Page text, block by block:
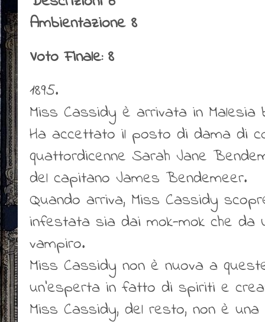
Ambientazione 8
Voto Finale: 8
1895.
Miss Cassidy è arrivata in Malesia
Ha accettato il posto di dama di
quattordicenne Sarah Jane
del capitano James Bendemeer.
Quando arriva, Miss Cassidy
infestata sia dai mok-mok che da
vampiro.
Miss Cassidy non è nuova a
un’esperta in fatto di spiriti e
Miss Cassidy, del resto, non è